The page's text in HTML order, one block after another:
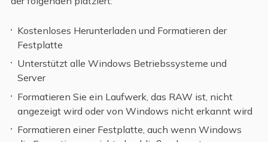
Kostenloses Herunterladen und Formatieren der
Festplatte
Unterstützt alle Windows Betriebssysteme und
Server
Formatieren Sie ein Laufwerk, das RAW ist, nicht
angezeigt wird oder von Windows nicht erkannt wird
Formatieren einer Festplatte, auch wenn Windows